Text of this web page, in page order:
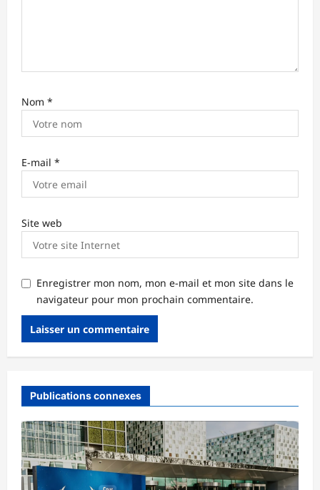
Nom *
E-mail *
Site web
Enregistrer mon nom, mon e-mail et mon site dans le
navigateur pour mon prochain commentaire.
Publications connexes